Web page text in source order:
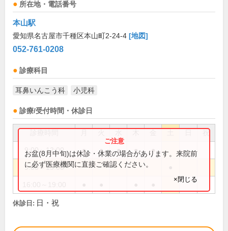
所在地・電話番号
本山駅
愛知県名古屋市千種区本山町2-24-4 [地図]
052-761-0208
診療科目
耳鼻いんこう科 小児科
診療/受付時間・休診日
祝
9:00～12:00 ● ● ● ● ●
9:00～13:00
お盆(8月中旬)は休診・休業の場合があります。来院前
に必ず医療機関に直接ご確認ください。
×閉じる
休診日: 日・祝